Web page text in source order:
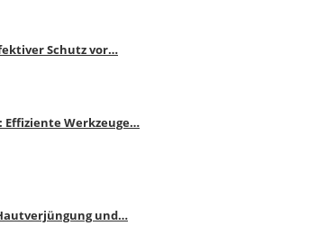
Schutz vor…
Effiziente Werkzeuge…
und…